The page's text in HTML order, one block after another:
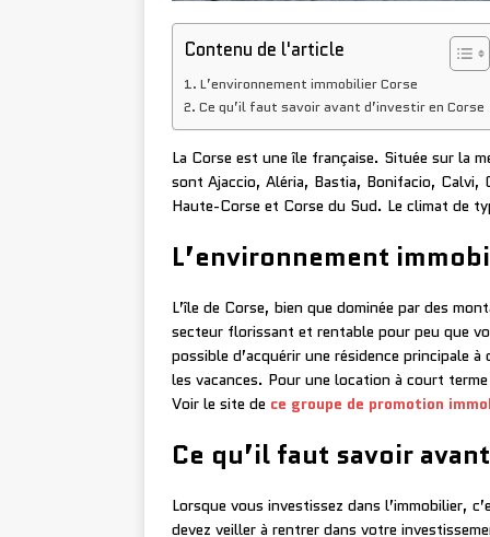
Contenu de l'article
L’environnement immobilier Corse
Ce qu’il faut savoir avant d’investir en Corse
La Corse est une île française. Située sur la
sont Ajaccio, Aléria, Bastia, Bonifacio, Calvi,
Haute-Corse et Corse du Sud. Le climat de
L’environnement
L’île de Corse, bien que dominée par des
secteur florissant et rentable pour peu que
possible d’acquérir une résidence principale
les vacances. Pour une location à court
Voir le site de ce groupe de promotion
Ce qu’il faut savoir
Lorsque vous investissez dans l’immobilier,
devez veiller à rentrer dans votre